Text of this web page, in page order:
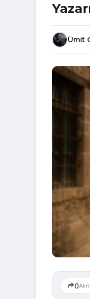
Ümit
0